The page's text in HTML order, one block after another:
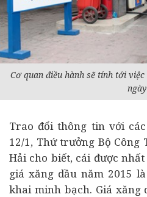
Cơ quan điều hành sẽ tính tới
ngày
Trao đổi thông tin với
12/1, Thứ trưởng Bộ Công
Hải cho biết, cái được
giá xăng dầu năm 2015
khai minh bạch. Giá xăng